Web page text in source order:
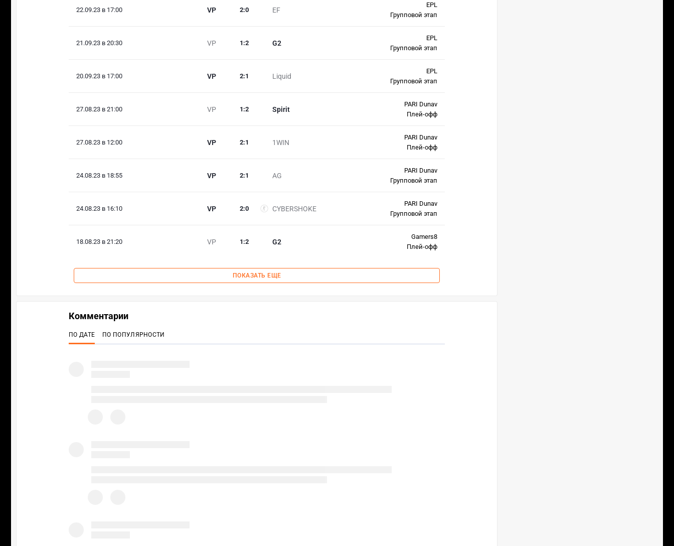
22.09.23 в 17:00 VP EF
2:0
EPL
Групповой этап
21.09.23 в 20:30 VP G2
1 :2
EPL
Групповой этап
20.09.23 в 17:00 VP Liquid
2:1
EPL
Групповой этап
27.08.23 в 21:00 VP Spirit
1 :2
PARI Dunav
Плей-офф
27.08.23 в 12:00 VP 1WIN
2:1
PARI Dunav
Плей-офф
24.08.23 в 18:55 VP AG
2:1
PARI Dunav
Групповой этап
24.08.23 в 16:10 VP CYBERSHOKE
2:0
PARI Dunav
Групповой этап
18.08.23 в 21:20 VP G2
1 :2
Gamers8
Плей-офф
ПОКАЗАТЬ ЕЩЕ
Комментарии
ПО ДАТЕ ПО ПОПУЛЯРНОСТИ